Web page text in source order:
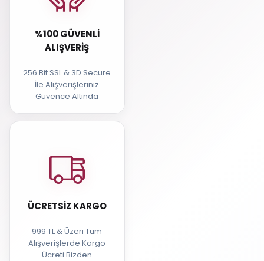
%100 GÜVENLI
ALIŞVERIŞ
256 Bit SSL & 3D Secure
İle Alışverişleriniz
Güvence Altında
ÜCRETSIZ KARGO
999 TL & Üzeri Tüm
Alışverişlerde Kargo
Ücreti Bizden